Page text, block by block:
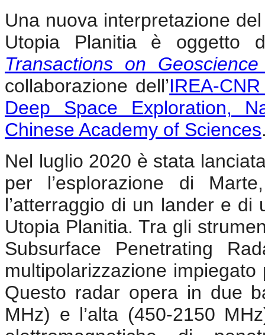
Una nuova interpretazione
Utopia Planitia è
Transactions on
collaborazione dell’IREA-
Deep Space Exploration,
Chinese Academy of Sciences
Nel luglio 2020 è stata
per l’esplorazione di
l’atterraggio di un lander e
Utopia Planitia. Tra gli
Subsurface Penetrating
multipolarizzazione
Questo radar opera in due
MHz) e l’alta (450-2150